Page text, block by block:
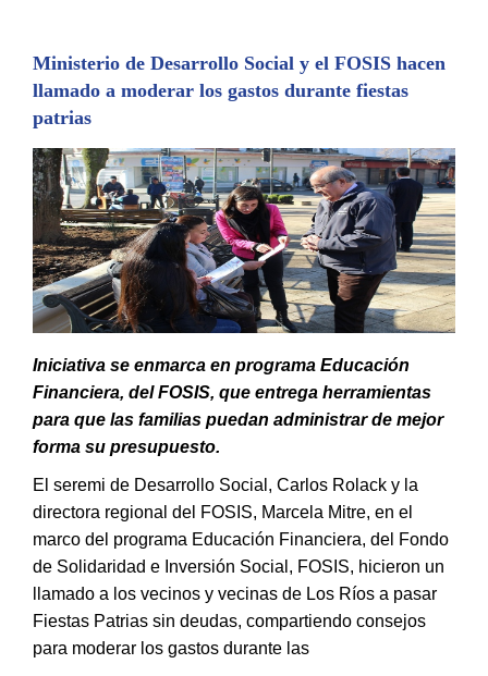
Ministerio de Desarrollo Social y el FOSIS hacen
llamado a moderar los gastos durante fiestas
patrias
Iniciativa se enmarca en programa Educación
Financiera, del FOSIS, que entrega herramientas
para que las familias puedan administrar de mejor
forma su presupuesto.
El seremi de Desarrollo Social, Carlos Rolack y la
directora regional del FOSIS, Marcela Mitre, en el
marco del programa Educación Financiera, del Fondo
de Solidaridad e Inversión Social, FOSIS, hicieron un
llamado a los vecinos y vecinas de Los Ríos a pasar
Fiestas Patrias sin deudas, compartiendo consejos
para moderar los gastos durante las